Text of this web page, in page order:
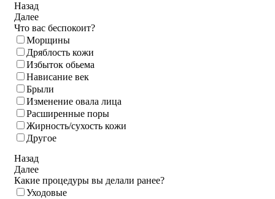
Назад
Далее
Что вас беспокоит?
Морщины
Дряблость кожи
Избыток обьема
Нависание век
Брыли
Изменение овала лица
Расширенные поры
Жирность/сухость кожи
Другое
Назад
Далее
Какие процедуры вы делали ранее?
Уходовые